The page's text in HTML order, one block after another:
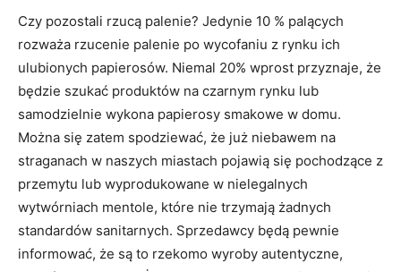
Czy pozostali rzucą palenie? Jedynie 10 % palących
rozważa rzucenie palenie po wycofaniu z rynku ich
ulubionych papierosów. Niemal 20% wprost przyznaje, że
będzie szukać produktów na czarnym rynku lub
samodzielnie wykona papierosy smakowe w domu.
Można się zatem spodziewać, że już niebawem na
straganach w naszych miastach pojawią się pochodzące z
przemytu lub wyprodukowane w nielegalnych
wytwórniach mentole, które nie trzymają żadnych
standardów sanitarnych. Sprzedawcy będą pewnie
informować, że są to rzekomo wyroby autentyczne,